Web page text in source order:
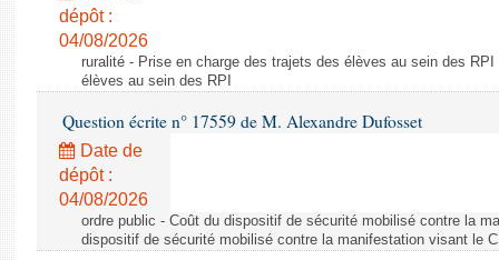
dépôt :
04/08/2026
ruralité - Prise en charge des trajets des élèves au sein des
élèves au sein des RPI
Question écrite n° 17559 de M. Alexandre Dufosset
Date de
dépôt :
04/08/2026
ordre public - Coût du dispositif de sécurité mobilisé contre la
dispositif de sécurité mobilisé contre la manifestation visant le